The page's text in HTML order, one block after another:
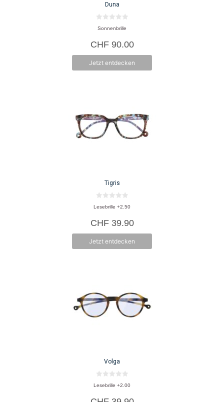
Duna
0
v
n
5
Sonnenbrille
CHF90.00
Jetzt entdecken
Tigris
v
n
5
Lesebrille +2.50
CHF39.90
Jetzt entdecken
Volga
v
n
Lesebrille +2.00